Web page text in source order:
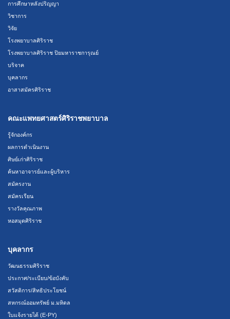
การศึกษาหลังปริญญา
วิชาการ
วิจัย
โรงพยาบาลศิริราช
โรงพยาบาลศิริราช ปิยมหาราชการุณย์
บริจาค
บุคลากร
อาสาสมัครศิริราช
คณะแพทยศาสตร์ศิริราชพยาบาล
รู้จักองค์กร
ผลการดำเนินงาน
ศิษย์เก่าศิริราช
ค้นหาอาจารย์และผู้บริหาร
สมัครงาน
สมัครเรียน
รางวัลคุณภาพ
หอสมุดศิริราช
บุคลากร
วัฒนธรรมศิริราช
ประกาศ/ระเบียบ/ข้อบังคับ
สวัสดิการ/สิทธิประโยชน์
สหกรณ์ออมทรัพย์ ม.มหิดล
ใบแจ้งรายได้ (E-PY)